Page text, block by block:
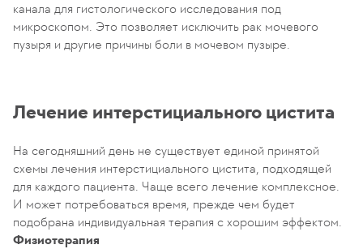
канала для гистологического исследования под
микроскопом. Это позволяет исключить рак мочевого
пузыря и другие причины боли в мочевом пузыре.
Лечение интерстициального цистита
На сегодняшний день не существует единой принятой
схемы лечения интерстициального цистита, подходящей
для каждого пациента. Чаще всего лечение комплексное.
И может потребоваться время, прежде чем будет
подобрана индивидуальная терапия с хорошим эффектом.
Физиотерапия